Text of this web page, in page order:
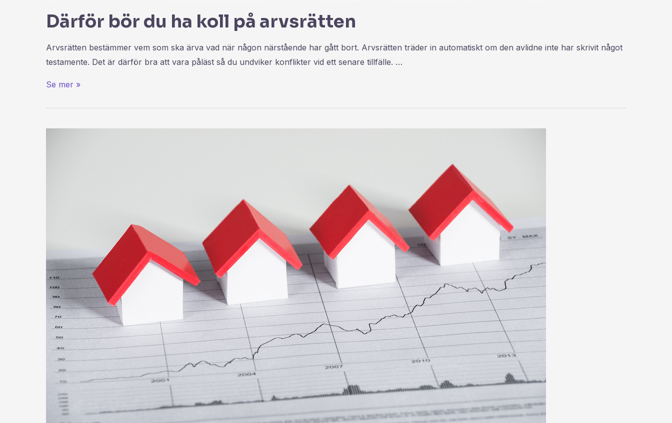
Därför bör du ha koll på arvsrätten
Arvsrätten bestämmer vem som ska ärva vad när någon närstående har gått bort. Arvsrätten träder in automatiskt om den avlidne inte har skrivit något
testamente. Det är därför bra att vara påläst så du undviker konflikter vid ett senare tillfälle. …
Se mer »